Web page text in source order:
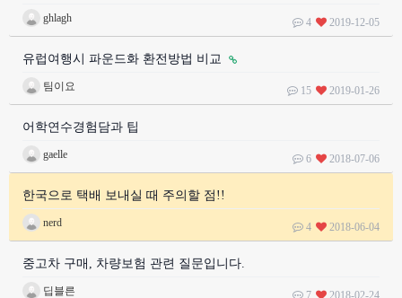
ghlagh 4 2019-12-05
유럽여행시 파운드화 환전방법 비교
팀이요 15 2019-01-26
어학연수경험담과 팁
gaelle 6 2018-07-06
한국으로 택배 보내실 때 주의할 점!!
nerd 4 2018-06-04
중고차 구매, 차량보험 관련 질문입니다.
딥블른 7 2018-02-24